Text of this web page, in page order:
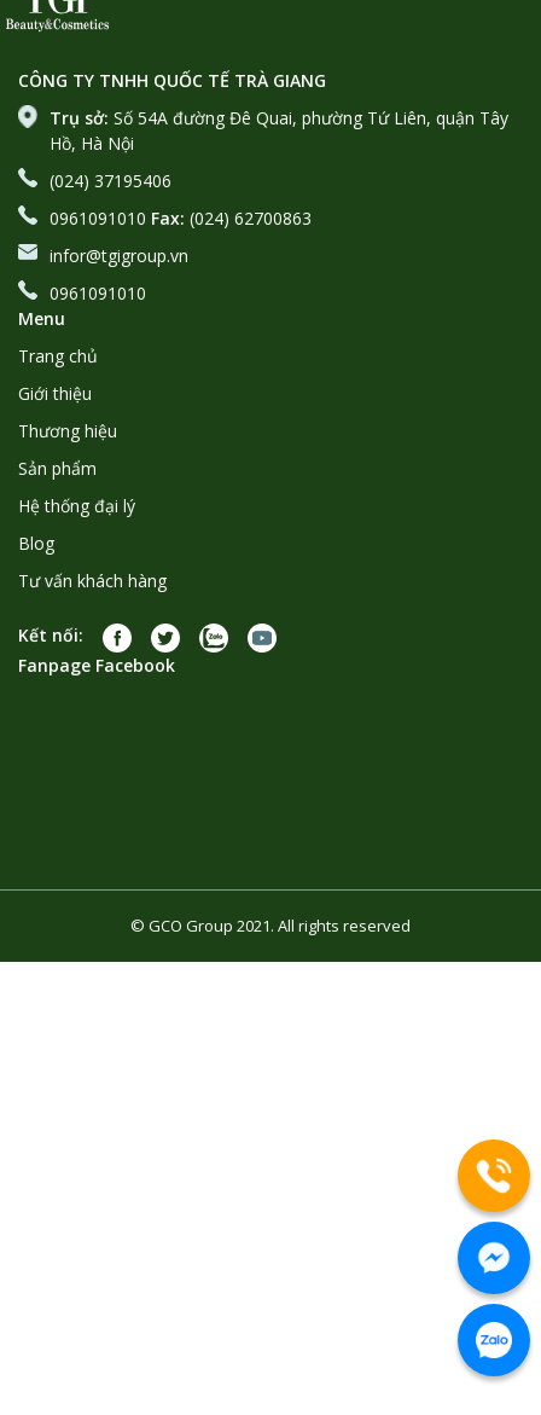
CÔNG TY TNHH QUỐC TẾ TRÀ GIANG
Trụ sở: Số 54A đường Đê Quai, phường Tứ Liên, quận Tây
Hồ, Hà Nội
(024) 37195406
0961091010 Fax: (024) 62700863
infor@tgigroup.vn
0961091010
Menu
Trang chủ
Giới thiệu
Thương hiệu
Sản phẩm
Hệ thống đại lý
Blog
Tư vấn khách hàng
Kết nối:
Fanpage Facebook
© GCO Group 2021. All rights reserved